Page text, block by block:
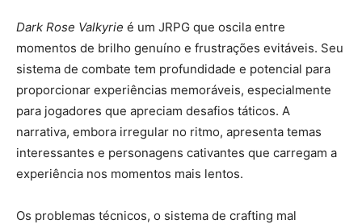
Dark Rose Valkyrie é um JRPG que oscila entre
momentos de brilho genuíno e frustrações evitáveis. Seu
sistema de combate tem profundidade e potencial para
proporcionar experiências memoráveis, especialmente
para jogadores que apreciam desafios táticos. A
narrativa, embora irregular no ritmo, apresenta temas
interessantes e personagens cativantes que carregam a
experiência nos momentos mais lentos.
Os problemas técnicos, o sistema de crafting mal